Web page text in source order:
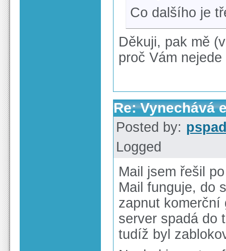
Co dalšího je
Děkuji, pak mě
proč Vám
Re: Vynechává
Posted by:
Logged
Mail jsem řešil
Mail funguje, do
zapnut komerční
server spadá do
tudíž byl